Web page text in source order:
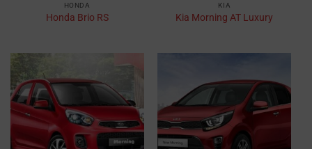
HONDA
Honda Brio RS
KIA
Kia Morning AT Luxury